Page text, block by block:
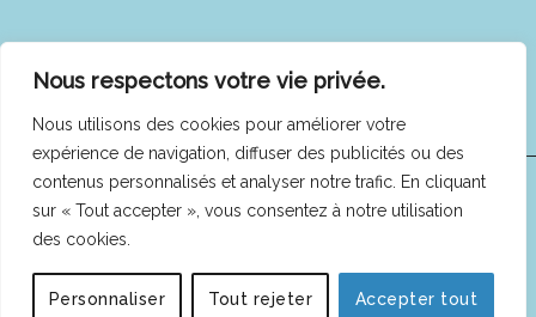
Nous respectons votre vie privée.
Nous utilisons des cookies pour améliorer votre
expérience de navigation, diffuser des publicités ou des
contenus personnalisés et analyser notre trafic. En cliquant
sur « Tout accepter », vous consentez à notre utilisation
des cookies.
Personnaliser Tout rejeter Accepter tout
COFEES © 2025 -Mentions légales|Politique de